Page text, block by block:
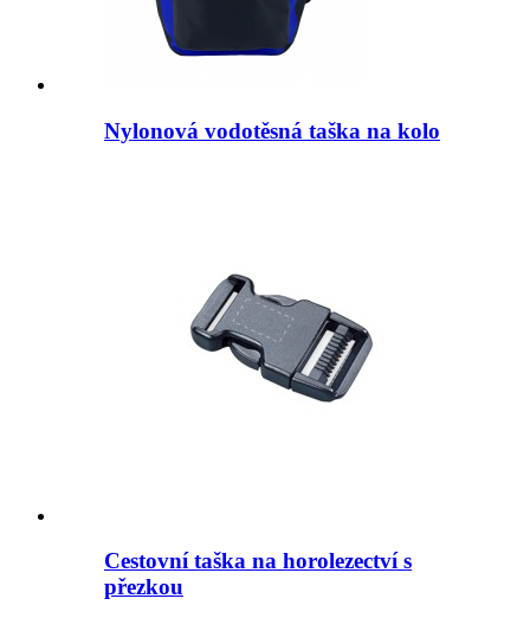
Nylonová vodotěsná taška na kolo
Cestovní taška na horolezectví s
přezkou